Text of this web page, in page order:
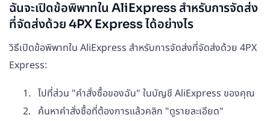
ฉันจะเปิดข้อพิพาทใน AliExpress สำหรับการจัดส่ง
ที่จัดส่งด้วย 4PX Express ได้อย่างไร
วิธีเปิดข้อพิพาทใน AliExpress สำหรับการจัดส่งที่จัดส่งด้วย 4PX
Express:
ไปที่ส่วน "คำสั่งซื้อของฉัน" ในบัญชี AliExpress ของคุณ
ค้นหาคำสั่งซื้อที่ต้องการแล้วคลิก "ดูรายละเอียด"